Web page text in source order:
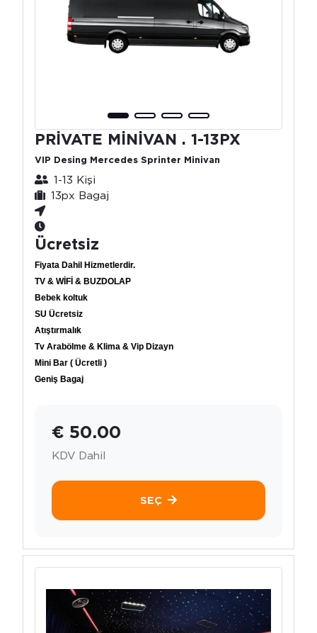
PRİVATE MİNİVAN . 1-13PX
VIP Desing Mercedes Sprinter Minivan
1-13 Kişi
13px Bagaj
Ücretsiz
Fiyata Dahil Hizmetlerdir.
TV & WİFİ & BUZDOLAP
Bebek koltuk
SU Ücretsiz
Atıştırmalık
Tv Arabölme & Klima & Vip Dizayn
Mini Bar ( Ücretli )
Geniş Bagaj
€ 50.00
KDV Dahil
SEÇ